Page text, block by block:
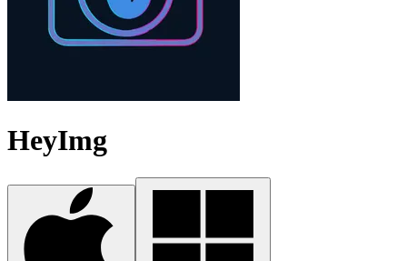
HeyImg